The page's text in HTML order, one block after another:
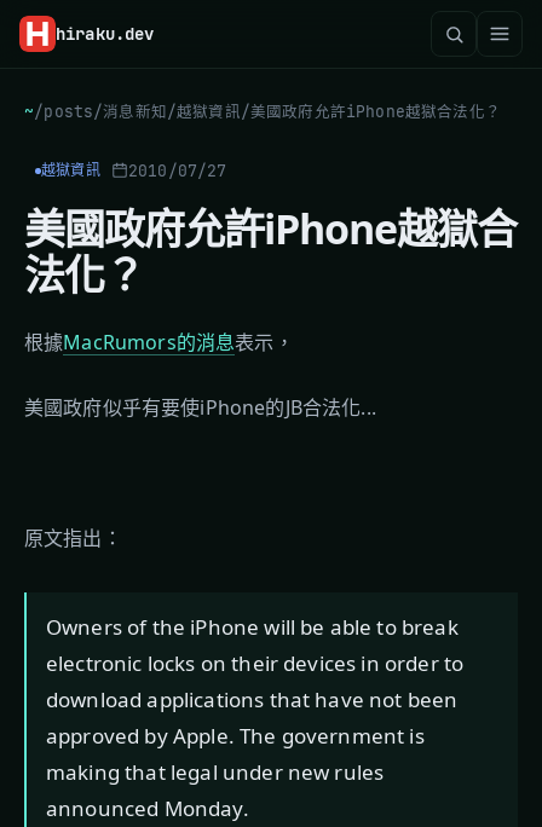
hiraku.dev
~/posts/消息新知/越獄資訊/美國政府允許iPhone越獄合法化？
越獄資訊 2010/07/27
美國政府允許iPhone越獄合
法化？
根據MacRumors的消息表示，
美國政府似乎有要使iPhone的JB合法化...
原文指出：
Owners of the iPhone will be able to break
electronic locks on their devices in order to
download applications that have not been
approved by Apple. The government is
making that legal under new rules
announced Monday.